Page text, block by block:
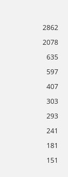
2862
2078
635
597
407
303
293
241
181
151